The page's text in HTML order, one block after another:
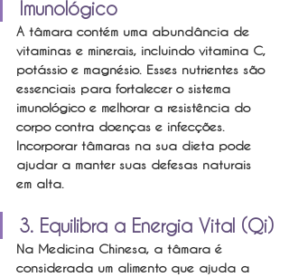
Imunológico
A tâmara contém uma abundância de
vitaminas e minerais, incluindo vitamina C,
potássio e magnésio. Esses nutrientes são
essenciais para fortalecer o sistema
imunológico e melhorar a resistência do
corpo contra doenças e infecções.
Incorporar tâmaras na sua dieta pode
ajudar a manter suas defesas naturais
em alta.
3. Equilibra a Energia Vital (Qi)
Na Medicina Chinesa, a tâmara é
considerada um alimento que ajuda a